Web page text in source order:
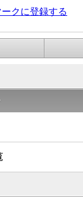
クに登録する